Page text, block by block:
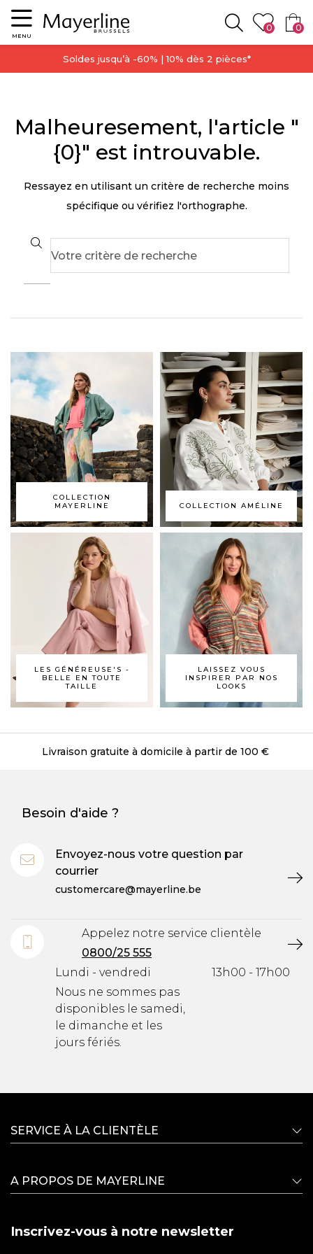
Menu
MENU Rechercher
0 0
Soldes jusqu’à -60% | 10% dès 2 pièces*
Malheuresement, l'article "
{0}" est introuvable.
Ressayez en utilisant un critère de recherche moins
spécifique ou vérifiez l'orthographe.
Search
COLLECTION
MAYERLINE
COLLECTION AMÉLINE
LES GÉNÉREUSE'S -
BELLE EN TOUTE
TAILLE
LAISSEZ VOUS
INSPIRER PAR NOS
LOOKS
Livraison gratuite à domicile à partir de 100 €
Besoin d'aide ?
Envoyez-nous votre question par
courrier
customercare@mayerline.be
Appelez notre service clientèle
0800/25 555
Lundi - vendredi
Nous ne sommes pas
disponibles le samedi,
le dimanche et les
jours fériés.
13h00 - 17h00
SERVICE À LA CLIENTÈLE
A PROPOS DE MAYERLINE
Inscrivez-vous à notre newsletter